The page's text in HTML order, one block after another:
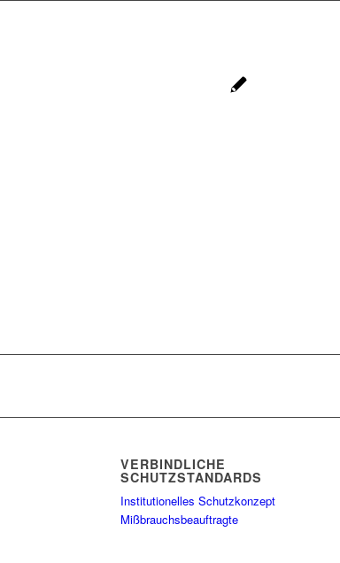
VERBINDLICHE
SCHUTZSTANDARDS
Institutionelles Schutzkonzept
Mißbrauchsbeauftragte